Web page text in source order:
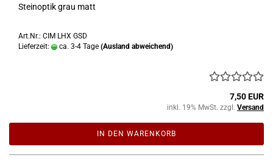
Steinoptik grau matt
Art.Nr.: CIM LHX GSD
Lieferzeit:
ca. 3-4 Tage (Ausland abweichend)
7,50 EUR
inkl. 19% MwSt. zzgl. Versand
IN DEN WARENKORB